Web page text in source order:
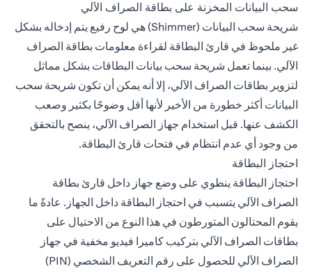
سحب البيانات المخزنة على بطاقة الصراف الآلي
شريحة سحب البيانات (Shimmer) هي لوح رفيع يتم إدخاله بشكل
غير ملحوظ في قارئ البطاقة لقراءة معلومات بطاقة الصراف
الآلي. بينما تعمل شريحة سحب بيانات البطاقات بشكل مماثل
لتزوير بطاقات الصراف الآلي، إلا أنه يمكن أن تكون شريحة سحب
البيانات أكثر خطورة من الأخير لأنها أقل وضوحًا بكثير وصعب
الكشف عنها. قبل استخدام جهاز الصراف الآلي، ينصح بالتحقق
من وجود أي عدم انتظام في فتحات قارئ البطاقة.
احتجاز البطاقة
احتجاز البطاقة ينطوي على وضع جهاز داخل قارئ بطاقة
الصراف الآلي يتسبب في احتجاز البطاقة داخل الجهاز. عادةً ما
يقوم المحتالون المتورطون في هذا النوع من الاحتيال على
بطاقات الصراف الآلي بتركيب كاميرا فيديو مخفية في جهاز
الصراف الآلي للحصول على رقم التعريف الشخصي (PIN)